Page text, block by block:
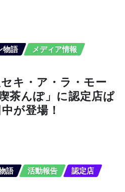
物語
メディア情報
キ・ア・ラ・モー
茶んぽ」に認定店ぱ
が登場！
語 活動報告
認定店